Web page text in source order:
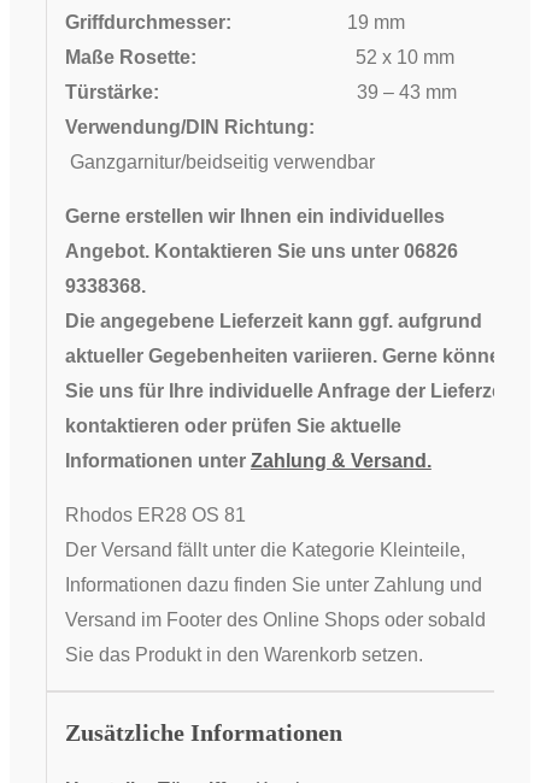
Griffdurchmesser:
19 mm
Maße Rosette: 52 x 10 mm
Türstärke:
39 – 43 mm
Verwendung/DIN Richtung:
Ganzgarnitur/beidseitig verwendbar
Gerne erstellen wir Ihnen ein individuelles
Angebot. Kontaktieren Sie uns unter 06826
9338368.
Die angegebene Lieferzeit kann ggf. aufgrund
aktueller Gegebenheiten variieren. Gerne können
Sie uns für Ihre individuelle Anfrage der Lieferzeit
kontaktieren oder prüfen Sie aktuelle
Informationen unter Zahlung & Versand.
Rhodos ER28 OS 81
Der Versand fällt unter die Kategorie Kleinteile,
Informationen dazu finden Sie unter Zahlung und
Versand im Footer des Online Shops oder sobald
Sie das Produkt in den Warenkorb setzen.
Zusätzliche Informationen